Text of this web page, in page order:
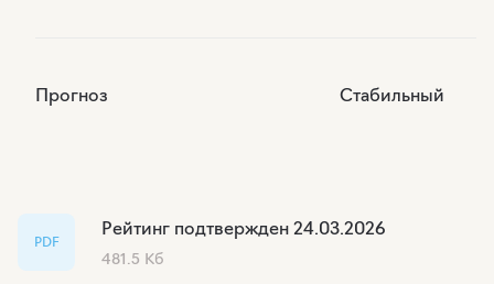
Прогноз Стабильный
PDF
Рейтинг подтвержден 24.03.2026
481.5 Кб